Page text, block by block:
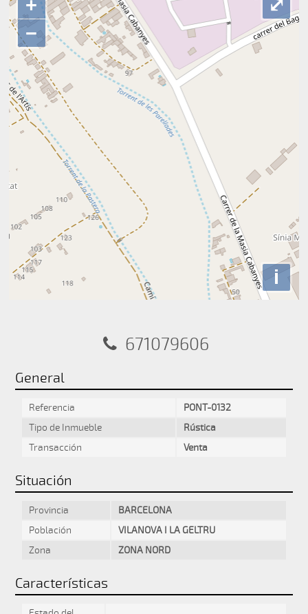
+
−
i
⤢
671079606
General
Referencia
PONT-0132
Tipo de Inmueble
Rústica
Transacción
Venta
Situación
Provincia
BARCELONA
Población
VILANOVA I LA GELTRU
Zona
ZONA NORD
Características